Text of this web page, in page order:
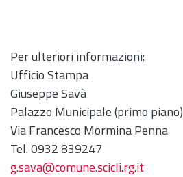
Per ulteriori informazioni:
Ufficio Stampa
Giuseppe Savà
Palazzo Municipale (primo piano)
Via Francesco Mormina Penna
Tel. 0932 839247
g.sava@comune.scicli.rg.it